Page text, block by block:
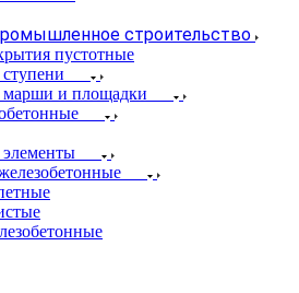
строительство
пустотные
и площадки